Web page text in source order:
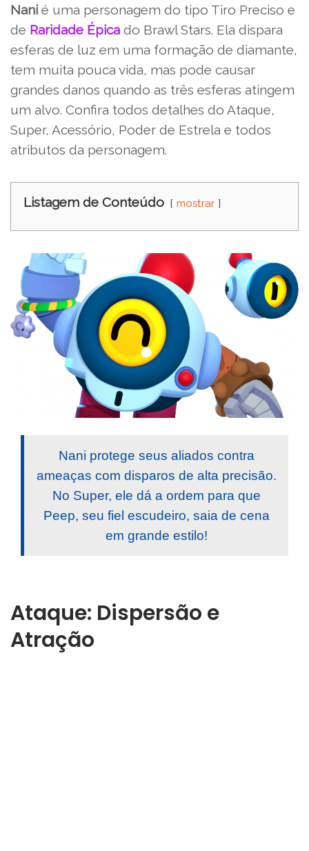
Nani é uma personagem do tipo Tiro Preciso e
de Raridade Épica do Brawl Stars. Ela dispara
esferas de luz em uma formação de diamante,
tem muita pouca vida, mas pode causar
grandes danos quando as três esferas atingem
um alvo. Confira todos detalhes do Ataque,
Super, Acessório, Poder de Estrela e todos
atributos da personagem.
Listagem de Conteúdo mostrar
Nani protege seus aliados contra
ameaças com disparos de alta precisão.
No Super, ele dá a ordem para que
Peep, seu fiel escudeiro, saia de cena
em grande estilo!
Ataque: Dispersão e
Atração